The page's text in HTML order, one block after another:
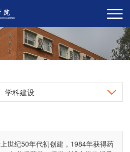
学科建设
世纪50年代初创建，1984年获得药